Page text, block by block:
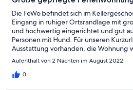
Die FeWo befindet sich im
Eingang in ruhiger Ortsrandlage mit
und hochwertig eingerichtet und gut
Personen mit Hund. Für unseren
Ausstattung vorhanden, die Wohnung
gepflegt. Die Vermieter sind sehr
die Kommunikation vor der Anreise war
werden gerne wieder kommen und
Aufenthalt von 2 Nächten im August 2022
0